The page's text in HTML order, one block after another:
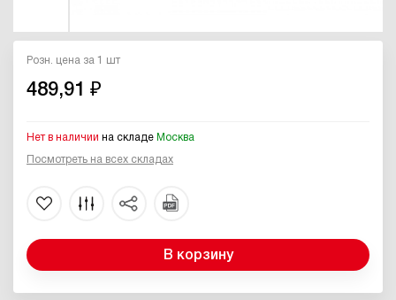
Розн. цена за 1 шт
489,91 ₽
Нет в наличии на складе Москва
Посмотреть на всех складах
В корзину